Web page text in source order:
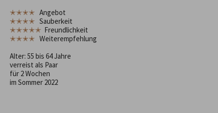
✭✭✭✭ Angebot
✭✭✭✭ Sauberkeit
✭✭✭✭✭ Freundlichkeit
✭✭✭✭ Weiterempfehlung
Alter: 55 bis 64 Jahre
verreist als Paar
für 2 Wochen
im Sommer 2022